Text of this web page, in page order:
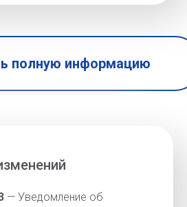
полную информацию
— Уведомление об